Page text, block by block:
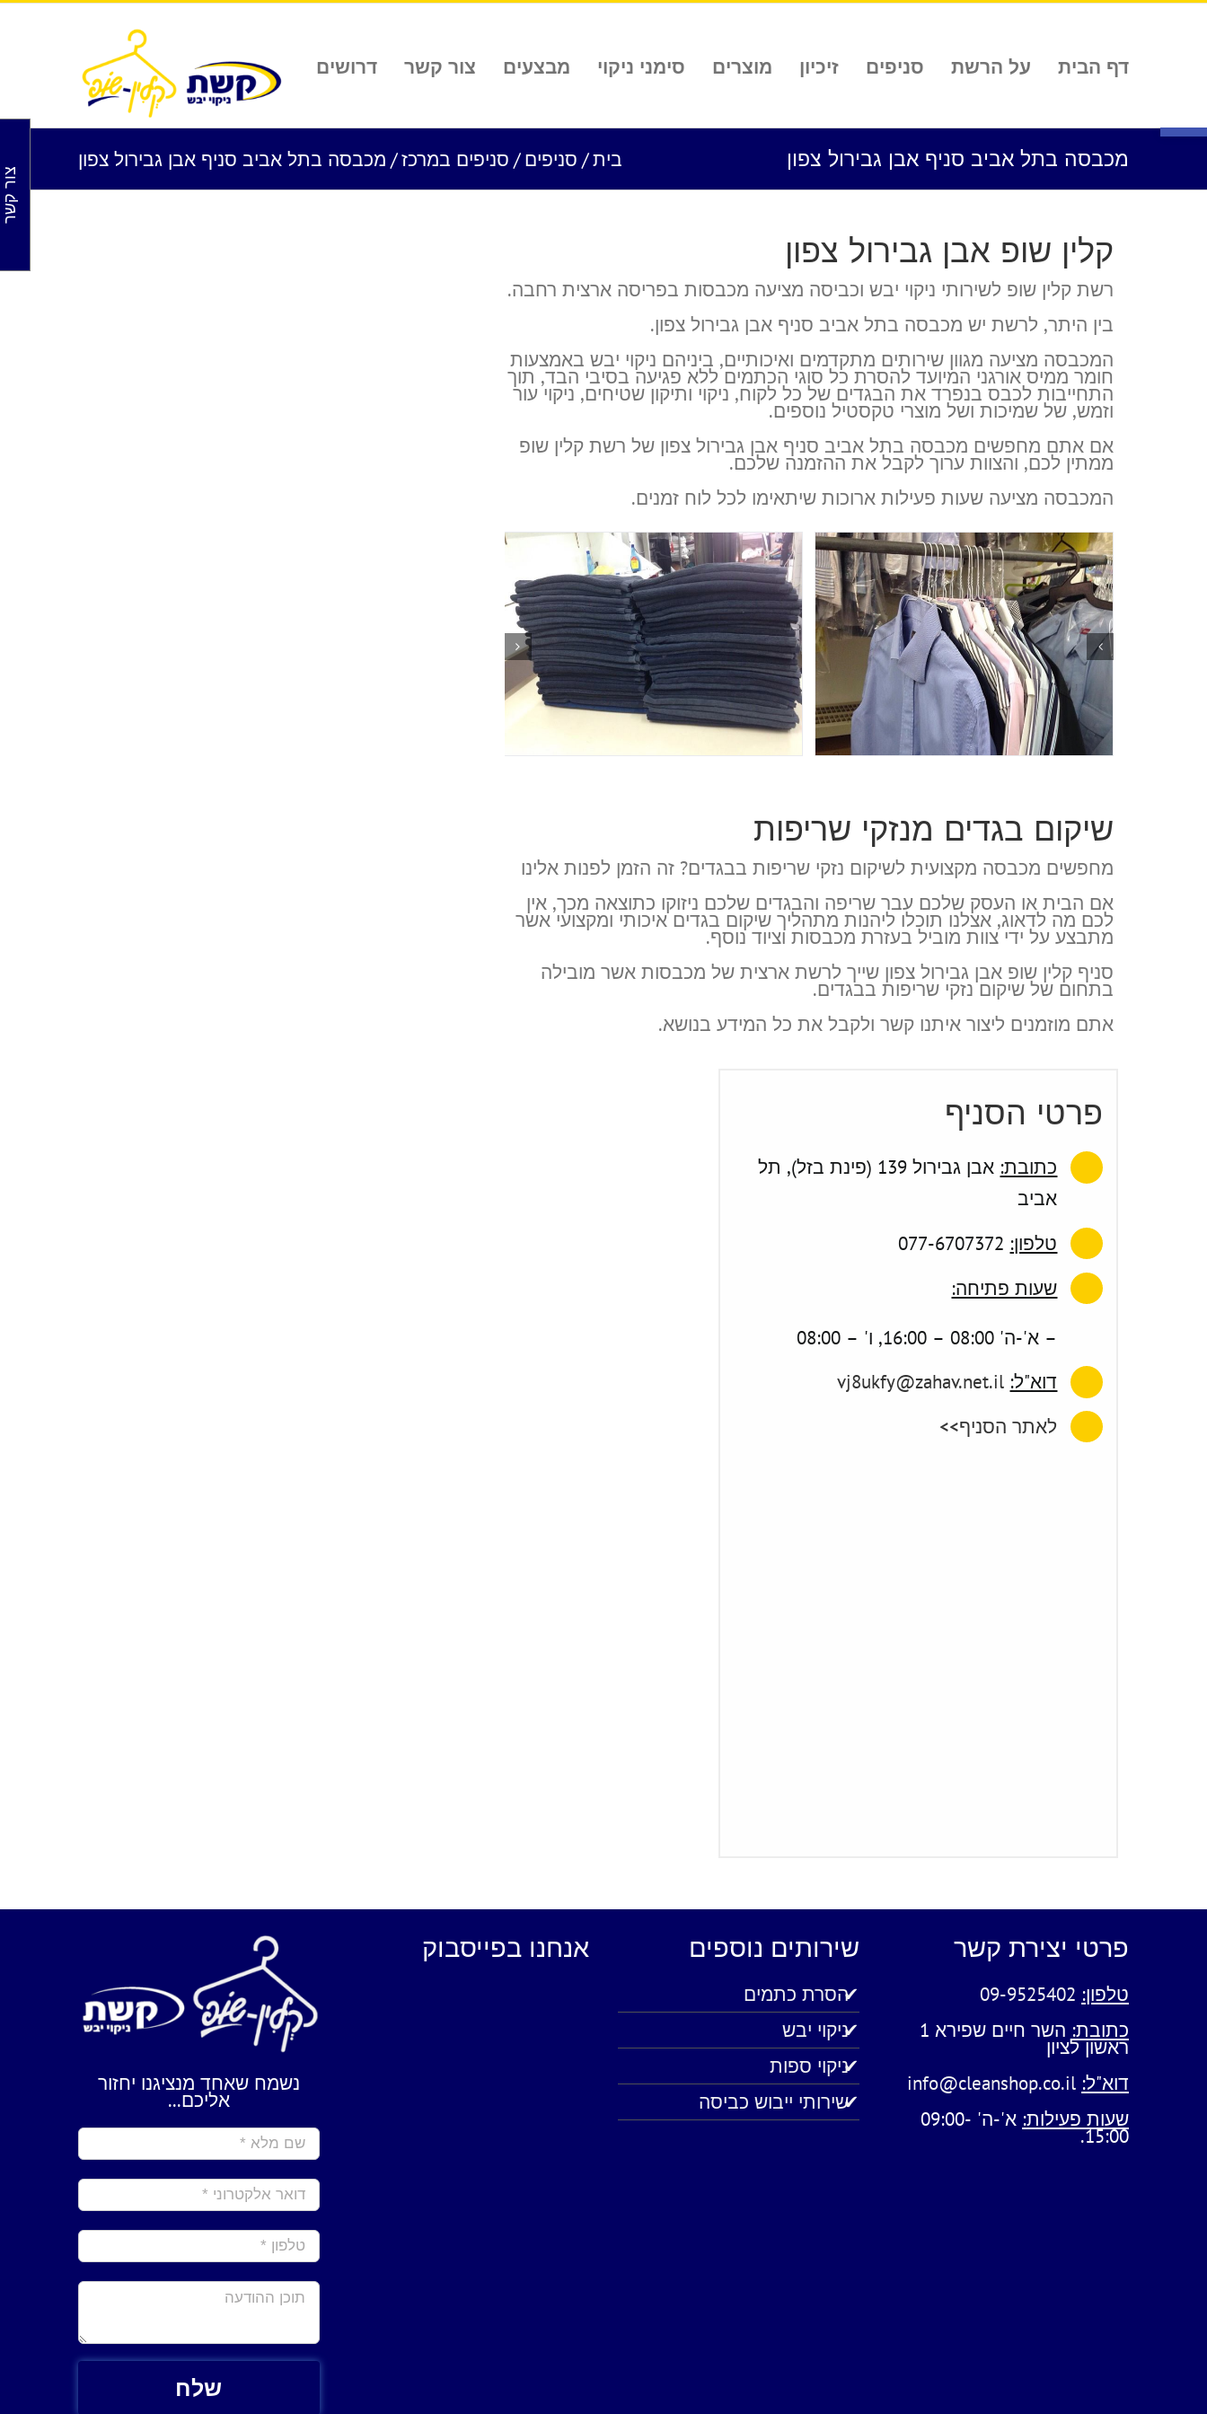
דלג
דף הבית על הרשת סניפים זיכיון מוצרים סימני ניקוי מבצעים צור קשר דרושים
מכבסה בתל אביב סניף אבן גבירול צפון בית/ סניפים / סניפים במרכז/ מכבסה בתל אביב סניף אבן גבירול צפון
קלין שופ אבן גבירול צפון
רשת קלין שופ לשירותי ניקוי יבש וכביסה מציעה מכבסות בפריסה ארצית רחבה.
בין היתר, לרשת יש מכבסה בתל אביב סניף אבן גבירול צפון.
המכבסה מציעה מגוון שירותים מתקדמים ואיכותיים, ביניהם ניקוי יבש באמצעות
חומר ממיס אורגני המיועד להסרת כל סוגי הכתמים ללא פגיעה בסיבי הבד, תוך
התחייבות לכבס בנפרד את הבגדים של כל לקוח, ניקוי ותיקון שטיחים, ניקוי עור
וזמש, של שמיכות ושל מוצרי טקסטיל נוספים.
אם אתם מחפשים מכבסה בתל אביב סניף אבן גבירול צפון של רשת קלין שופ
ממתין לכם, והצוות ערוך לקבל את ההזמנה שלכם.
המכבסה מציעה שעות פעילות ארוכות שיתאימו לכל לוח זמנים.
שיקום בגדים מנזקי שריפות
מחפשים מכבסה מקצועית לשיקום נזקי שריפות בבגדים? זה הזמן לפנות אלינו
אם הבית או העסק שלכם עבר שריפה והבגדים שלכם ניזוקו כתוצאה מכך, אין
לכם מה לדאוג, אצלנו תוכלו ליהנות מתהליך שיקום בגדים איכותי ומקצועי אשר
מתבצע על ידי צוות מוביל בעזרת מכבסות וציוד נוסף.
סניף קלין שופ אבן גבירול צפון שייך לרשת ארצית של מכבסות אשר מובילה
בתחום של שיקום נזקי שריפות בבגדים.
אתם מוזמנים ליצור איתנו קשר ולקבל את כל המידע בנושא.
פרטי הסניף
כתובת:
אבן גבירול 139 (פינת בזל), תל
אביב
טלפון:
שעות פתיחה:
א'-ה' 08:00 – 16:00, ו' – 08:00 –
דוא"ל: vj8ukfy@zahav.net.il
לאתר הסניף>>
פרטי יצירת קשר
טלפון: 09-9525402
כתובת:
השר חיים שפירא 1
ראשון לציון
דוא"ל: info@cleanshop.co.il
שעות פעילות:
א'-ה' 09:00-
15:00.
שירותים נוספים
הסרת כתמים
ניקוי יבש
ניקוי ספות
שירותי ייבוש כביסה
אנחנו בפייסבוק
נשמח שאחד מנציגנו יחזור
אליכם...
צור קשר